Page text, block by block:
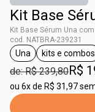
Kit Base
Kit Base Sérum Una com
cod. NATBRA-239231
etiqueta Una
Una kits e combos
de: R$ 239,80R$
ou 6x de R$ 31,97